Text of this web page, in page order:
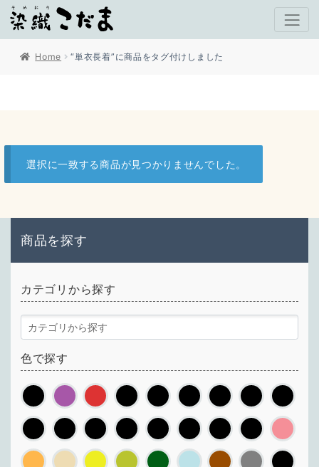
Home “単衣長着”に商品をタグ付けしました
選択に一致する商品が見つかりませんでした。
商品を探す
カテゴリから探す
色で探す